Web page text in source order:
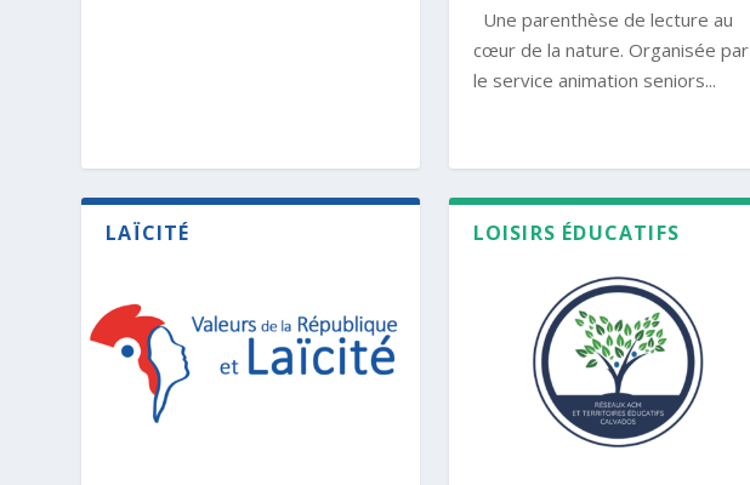
Une parenthèse de lecture au
cœur de la nature. Organisée par
le service animation seniors...
LAÏCITÉ LOISIRS ÉDUCATIFS